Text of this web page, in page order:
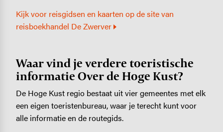
Kijk voor reisgidsen en kaarten op de site van
reisboekhandel De Zwerver
Waar vind je verdere toeristische
informatie Over de Hoge Kust?
De Hoge Kust regio bestaat uit vier gemeentes met elk
een eigen toeristenbureau, waar je terecht kunt voor
alle informatie en de routegids.